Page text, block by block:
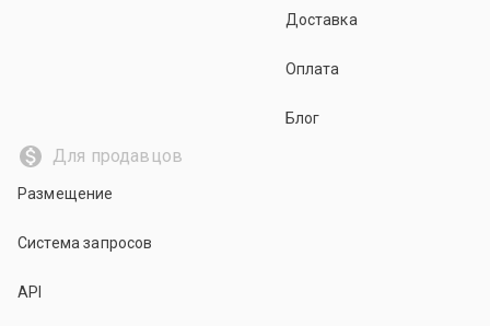
Доставка
Оплата
Блог
Для продавцов
Размещение
Система запросов
API